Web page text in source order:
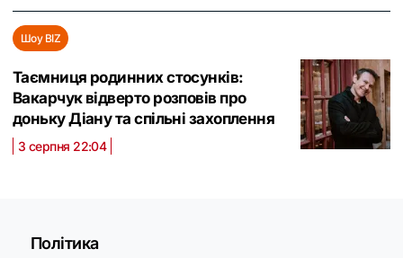
Шоу BIZ
Таємниця родинних стосунків:
Вакарчук відверто розповів про
доньку Діану та спільні захоплення
3 серпня 22:04
Політика